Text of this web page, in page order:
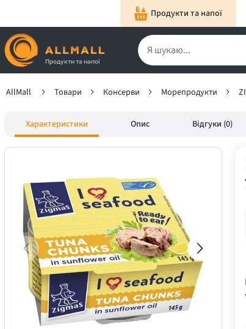
Продукти та напої
Продукти та напої
AllMall Товари Консерви Морепродукти
Характеристики Опис Відгуки (0)